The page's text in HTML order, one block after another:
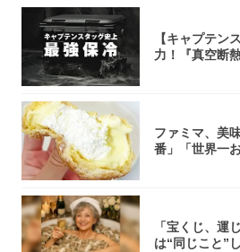
【キャプテン
力！『真空断
ファミマ、美
番」「世界一
「宝くじ、運
は“同じこと”